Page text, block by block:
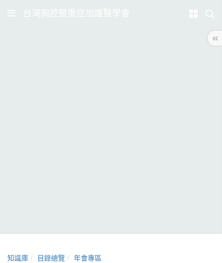
台灣胸腔暨重症加護醫學會
知識庫 目錄總覽
年會專區